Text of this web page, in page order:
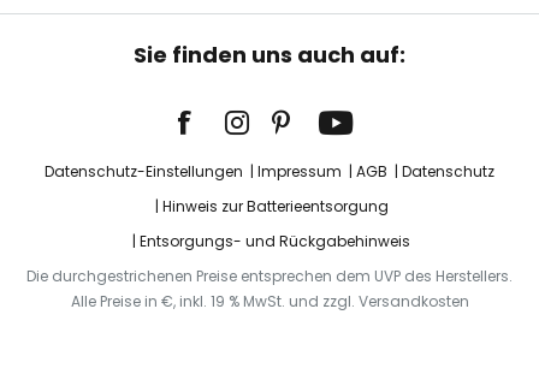
Sie finden uns auch auf:
Datenschutz-Einstellungen Impressum AGB
Datenschutz
Hinweis zur Batterieentsorgung
Entsorgungs- und Rückgabehinweis
Die durchgestrichenen Preise entsprechen dem UVP des Herstellers.
Alle Preise in €, inkl. 19 % MwSt. und zzgl. Versandkosten